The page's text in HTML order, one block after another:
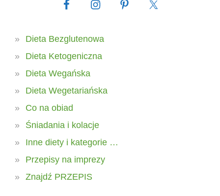
Dieta Bezglutenowa
Dieta Ketogeniczna
Dieta Wegańska
Dieta Wegetariańska
Co na obiad
Śniadania i kolacje
Inne diety i kategorie …
Przepisy na imprezy
Znajdź PRZEPIS